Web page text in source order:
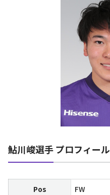
鮎川峻選手 プロフィール
Pos
FW